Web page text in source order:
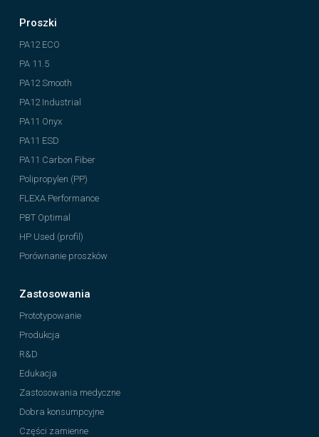
Proszki
PA12 ECO
PA 11.5
PA12 Smooth
PA12 Industrial
PA11 Onyx
PA11 ESD
PA11 Carbon Fiber
Polipropylen (PP)
FLEXA Performance
PBT Optimal
HP Used (profil)
Porównanie proszków
Zastosowania
Prototypowanie
Produkcja
R&D
Edukacja
Zastosowania medyczne
Dobra konsumpcyjne
Części zamienne